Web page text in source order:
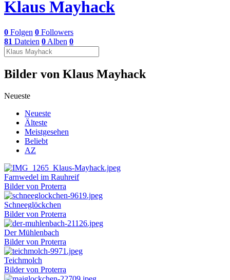
Klaus Mayhack
0 Folgen 0 Followers
81 Dateien 0 Alben 0
Bilder von Klaus Mayhack
Neueste
Neueste
Älteste
Meistgesehen
Beliebt
AZ
Farnwedel im Rauhreif
Bilder von Proterra
Schneeglöckchen
Bilder von Proterra
Der Mühlenbach
Bilder von Proterra
Teichmolch
Bilder von Proterra